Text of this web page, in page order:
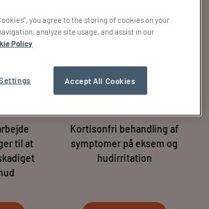
Light
til at
Locobase® Eczema
Kortisonfri behandling af
symptomer på eksem og
hudirritation
you agree to the storing of cookies on your
analyze site usage, and assist in our
Policy
Accept All Cookies